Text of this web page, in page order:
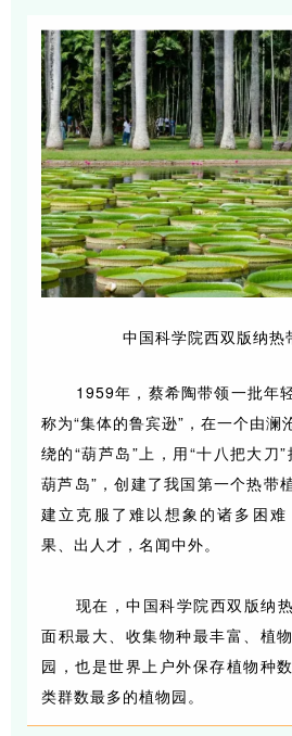
中国科学院西双版纳热
1959年，蔡希陶带领一批年
称为“集体的鲁宾逊”，在一个由澜
绕的“葫芦岛”上，用“十八把大刀
葫芦岛”，创建了我国第一个热带
建立克服了难以想象的诸多困
果、出人才，名闻中外。
现在，中国科学院西双版纳
面积最大、收集物种最丰富、植
园，也是世界上户外保存植物种
类群数最多的植物园。